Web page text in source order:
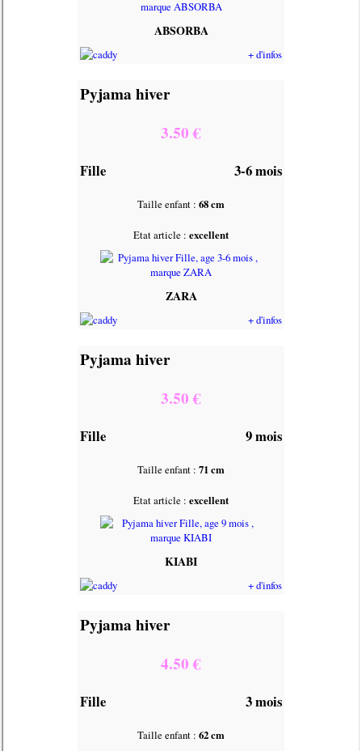
ABSORBA
+ d'infos
Pyjama hiver
3.50 €
Fille 3-6 mois
Taille enfant : 68 cm
Etat article : excellent
ZARA
+ d'infos
Pyjama hiver
3.50 €
Fille 9 mois
Taille enfant : 71 cm
Etat article : excellent
KIABI
+ d'infos
Pyjama hiver
4.50 €
Fille 3 mois
Taille enfant : 62 cm